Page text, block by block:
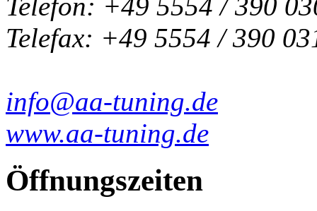
Telefon: +49 5554 / 390
Telefax: +49 5554 / 390
info@aa-tuning.de
www.aa-tuning.de
Öffnungszeiten